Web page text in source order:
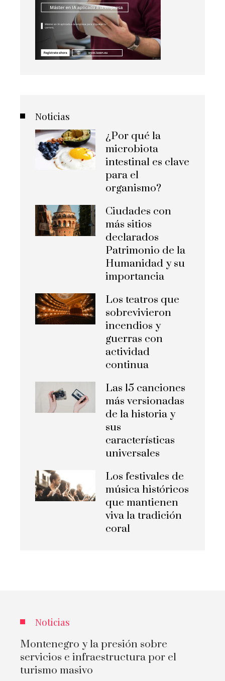
Noticias
¿Por qué la
microbiota
intestinal es clave
para el
organismo?
Ciudades con
más sitios
declarados
Patrimonio de la
Humanidad y su
importancia
Los teatros que
sobrevivieron
incendios y
guerras con
actividad
continua
Las 15 canciones
más versionadas
de la historia y
sus
características
universales
Los festivales de
música históricos
que mantienen
viva la tradición
coral
Noticias
Montenegro y la presión sobre
servicios e infraestructura por el
turismo masivo